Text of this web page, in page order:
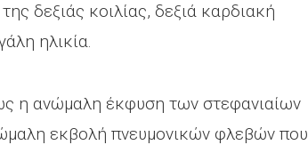
δεξιάς κοιλίας, δεξιά καρδιακή
ηλικία.
η ανώμαλη έκφυση των στεφανιαίων
εκβολή πνευμονικών φλεβών που